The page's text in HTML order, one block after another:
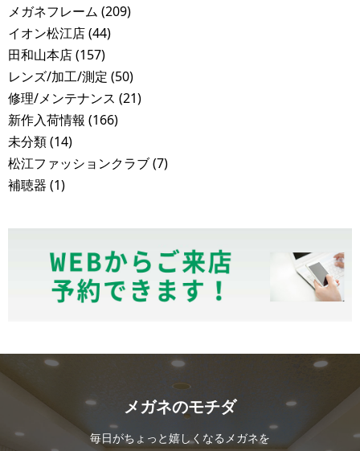
メガネフレーム (209)
イオン松江店(44)
田和山本店(157)
レンズ/加工/測定 (50)
修理/メンテナンス (21)
新作入荷情報 (166)
未分類(14)
松江ファッションクラブ(7)
補聴器 (1)
メガネのモチダ
毎日がちょっと嬉しくなるメガネを